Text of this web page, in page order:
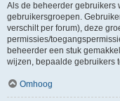
Als de beheerder gebruikers
gebruikersgroepen.
verschilt per forum), deze
permissies/
beheerder een stuk
wijzen, bepaalde gebruikers
Omhoog